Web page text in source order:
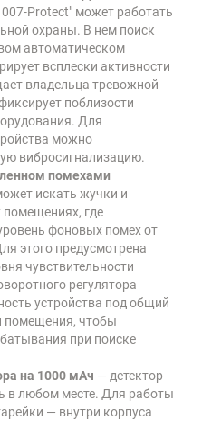
Protect" может работать
охраны. В нем поиск
автоматическом
всплески активности
владельца тревожной
поблизости
Для
можно
вибросигнализацию.
помехами
искать жучки и
помещениях, где
фоновых помех от
этого предусмотрена
чувствительности
регулятора
устройства под общий
помещения, чтобы
при поиске
на 1000 мАч — детектор
в любом месте. Для работы
— внутри корпуса